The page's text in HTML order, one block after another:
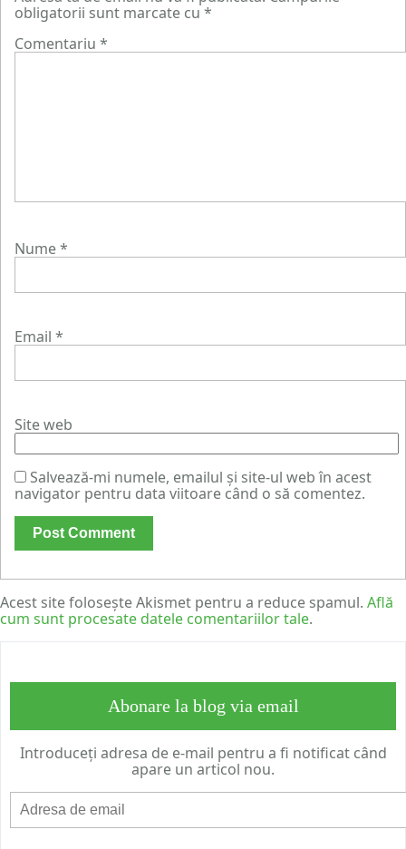
obligatorii sunt marcate cu *
Comentariu *
Nume*
Email *
Site web
Salvează-mi numele, emailul și site-ul web în acest
navigator pentru data viitoare când o să comentez.
Acest site folosește Akismet pentru a reduce spamul. Află
cum sunt procesate datele comentariilor tale.
Abonare la blog via email
Introduceți adresa de e-mail pentru a fi notificat când
apare un articol nou.
Adresa
de
email